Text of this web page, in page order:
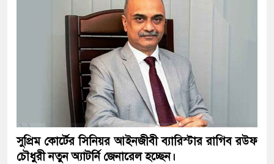
সুপ্রিম কোর্টের সিনিয়র আইনজীবী ব্যারিস্টার রাগিব রউফ
চৌধুরী নতুন অ্যাটর্নি জেনারেল হচ্ছেন।